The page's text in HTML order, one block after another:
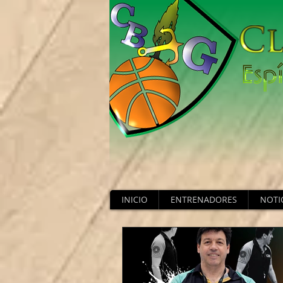
INICIO ENTRENADORES